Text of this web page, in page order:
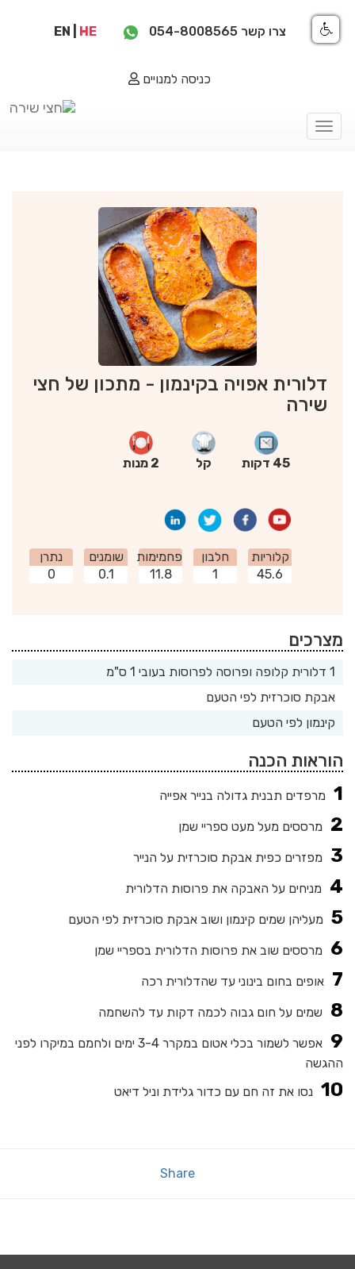
צרו קשר054-8008565
EN HE
כניסה למנויים
Toggle
דלורית אפויה בקינמון - מתכון של חצי
שירה
45 דקות קל 2 מנות
קלוריות
45.6
חלבון
1
פחמימות
11.8
שומנים
0.1
נתרן
0
מצרכים
1 דלורית קלופה ופרוסה לפרוסות בעובי 1 ס"מ
אבקת סוכרזית לפי הטעם
קינמון לפי הטעם
הוראות הכנה
מרפדים תבנית גדולה בנייר אפייה
מרססים מעל מעט ספריי שמן
מפזרים כפית אבקת סוכרזית על הנייר
מניחים על האבקה את פרוסות הדלורית
מעליהן שמים קינמון ושוב אבקת סוכרזית לפי הטעם
מרססים שוב את פרוסות הדלורית בספריי שמן
אופים בחום בינוני עד שהדלורית רכה
שמים על חום גבוה לכמה דקות עד להשחמה
אפשר לשמור בכלי אטום במקרר 3-4 ימים ולחמם במיקרו לפני
ההגשה
נסו את זה חם עם כדור גלידת וניל דיאט
Share